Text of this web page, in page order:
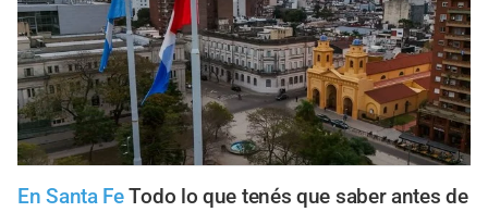
En Santa FeTodo lo que tenés que saber antes de